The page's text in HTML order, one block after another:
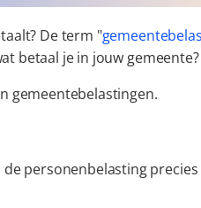
De term "
betaal je in jouw gemeente?
gemeentebelastingen.
personenbelasting